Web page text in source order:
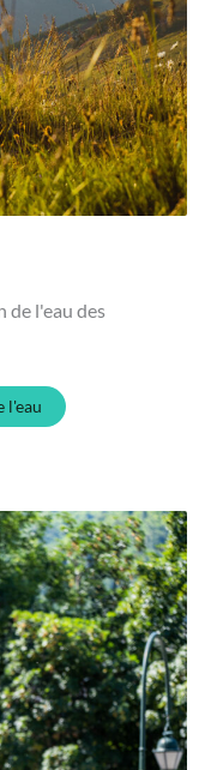
de l'eau des
l'eau